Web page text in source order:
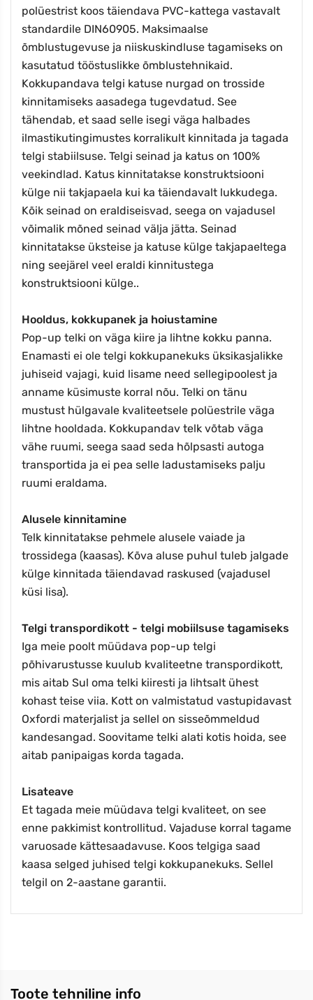
polüestrist koos täiendava PVC-kattega vastavalt
standardile DIN60905. Maksimaalse
õmblustugevuse ja niiskuskindluse tagamiseks on
kasutatud tööstuslikke õmblustehnikaid.
Kokkupandava telgi katuse nurgad on trosside
kinnitamiseks aasadega tugevdatud. See
tähendab, et saad selle isegi väga halbades
ilmastikutingimustes korralikult kinnitada ja tagada
telgi stabiilsuse. Telgi seinad ja katus on 100%
veekindlad. Katus kinnitatakse konstruktsiooni
külge nii takjapaela kui ka täiendavalt lukkudega.
Kõik seinad on eraldiseisvad, seega on vajadusel
võimalik mõned seinad välja jätta. Seinad
kinnitatakse üksteise ja katuse külge takjapaeltega
ning seejärel veel eraldi kinnitustega
konstruktsiooni külge..
Hooldus, kokkupanek ja hoiustamine
Pop-up telki on väga kiire ja lihtne kokku panna.
Enamasti ei ole telgi kokkupanekuks üksikasjalikke
juhiseid vajagi, kuid lisame need sellegipoolest ja
anname küsimuste korral nõu. Telki on tänu
mustust hülgavale kvaliteetsele polüestrile väga
lihtne hooldada. Kokkupandav telk võtab väga
vähe ruumi, seega saad seda hõlpsasti autoga
transportida ja ei pea selle ladustamiseks palju
ruumi eraldama.
Alusele kinnitamine
Telk kinnitatakse pehmele alusele vaiade ja
trossidega (kaasas). Kõva aluse puhul tuleb jalgade
külge kinnitada täiendavad raskused (vajadusel
küsi lisa).
Telgi transpordikott - telgi mobiilsuse tagamiseks
Iga meie poolt müüdava pop-up telgi
põhivarustusse kuulub kvaliteetne transpordikott,
mis aitab Sul oma telki kiiresti ja lihtsalt ühest
kohast teise viia. Kott on valmistatud vastupidavast
Oxfordi materjalist ja sellel on sisseõmmeldud
kandesangad. Soovitame telki alati kotis hoida, see
aitab panipaigas korda tagada.
Lisateave
Et tagada meie müüdava telgi kvaliteet, on see
enne pakkimist kontrollitud. Vajaduse korral tagame
varuosade kättesaadavuse. Koos telgiga saad
kaasa selged juhised telgi kokkupanekuks. Sellel
telgil on 2-aastane garantii.
Toote tehniline info